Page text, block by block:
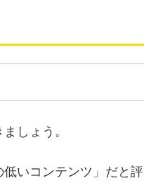
しょう。
いコンテンツ」だと評